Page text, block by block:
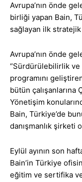
Avrupa’nın önde
birliği yapan Bain,
sağlayan ilk stratejik
Avrupa’nın önde
“Sürdürülebilirlik ve
programını
bütün
Yönetişim
Bain, Türkiye’de
danışmanlık şirketi
Eylül ayının son
Bain’in Türkiye
eğitim ve sertifika